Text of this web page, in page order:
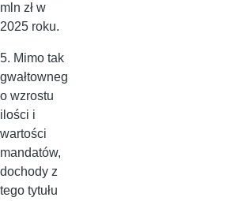
mln zł w
2025 roku.
5. Mimo tak
gwałtowneg
o wzrostu
ilości i
wartości
mandatów,
dochody z
tego tytułu